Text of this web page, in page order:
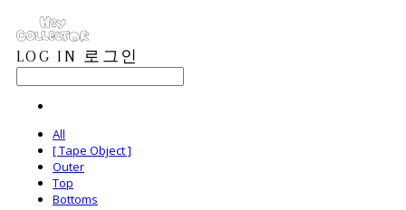
LOG IN 로그인
All
[ Tape Object ]
Outer
Top
Bottoms